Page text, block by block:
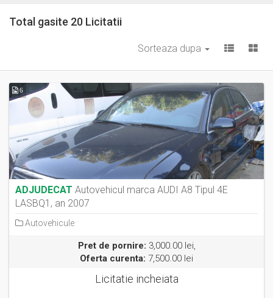
Total gasite 20 Licitatii
Sorteaza dupa
6
ADJUDECAT Autovehicul marca AUDI A8 Tipul 4E
LASBQ1, an 2007
Autovehicule
Pret de pornire: 3,000.00 lei,
Oferta curenta: 7,500.00 lei
Licitatie incheiata